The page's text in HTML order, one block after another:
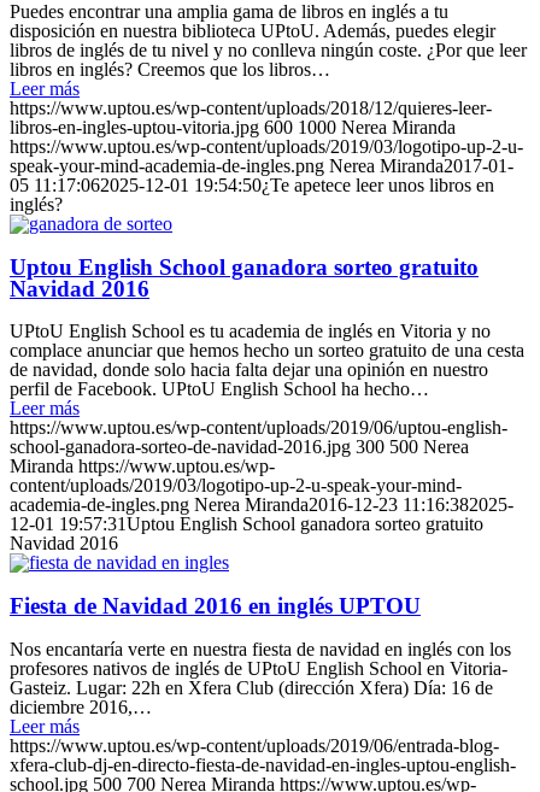
Puedes encontrar una amplia gama de libros en inglés a tu
disposición en nuestra biblioteca UPtoU. Además, puedes elegir
libros de inglés de tu nivel y no conlleva ningún coste. ¿Por que leer
libros en inglés? Creemos que los libros…
Leer más
https://www.uptou.es/wp-content/uploads/2018/12/quieres-leer-
libros-en-ingles-uptou-vitoria.jpg 600 1000 Nerea Miranda
https://www.uptou.es/wp-content/uploads/2019/03/logotipo-up-2-u-
speak-your-mind-academia-de-ingles.png Nerea Miranda2017-01-
05 11:17:062025-12-01 19:54:50¿Te apetece leer unos libros en
inglés?
Uptou English School ganadora sorteo gratuito
Navidad 2016
UPtoU English School es tu academia de inglés en Vitoria y no
complace anunciar que hemos hecho un sorteo gratuito de una cesta
de navidad, donde solo hacia falta dejar una opinión en nuestro
perfil de Facebook. UPtoU English School ha hecho…
Leer más
https://www.uptou.es/wp-content/uploads/2019/06/uptou-english-
school-ganadora-sorteo-de-navidad-2016.jpg 300 500 Nerea
Miranda https://www.uptou.es/wp-
content/uploads/2019/03/logotipo-up-2-u-speak-your-mind-
academia-de-ingles.png Nerea Miranda2016-12-23 11:16:382025-
12-01 19:57:31Uptou English School ganadora sorteo gratuito
Navidad 2016
Fiesta de Navidad 2016 en inglés UPTOU
Nos encantaría verte en nuestra fiesta de navidad en inglés con los
profesores nativos de inglés de UPtoU English School en Vitoria-
Gasteiz. Lugar: 22h en Xfera Club (dirección Xfera) Día: 16 de
diciembre 2016,…
Leer más
https://www.uptou.es/wp-content/uploads/2019/06/entrada-blog-
xfera-club-dj-en-directo-fiesta-de-navidad-en-ingles-uptou-english-
school.jpg 500 700 Nerea Miranda https://www.uptou.es/wp-